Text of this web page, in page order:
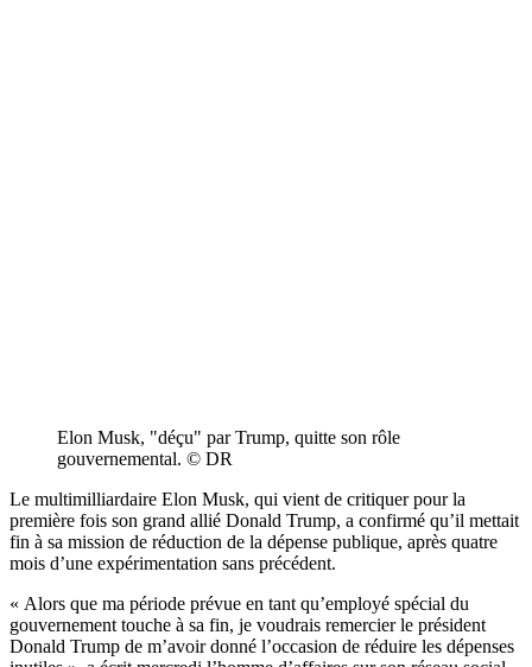
Elon Musk, "déçu" par Trump, quitte son rôle
gouvernemental. © DR
Le multimilliardaire Elon Musk, qui vient de critiquer pour la
première fois son grand allié Donald Trump, a confirmé qu’il mettait
fin à sa mission de réduction de la dépense publique, après quatre
mois d’une expérimentation sans précédent.
« Alors que ma période prévue en tant qu’employé spécial du
gouvernement touche à sa fin, je voudrais remercier le président
Donald Trump de m’avoir donné l’occasion de réduire les dépenses